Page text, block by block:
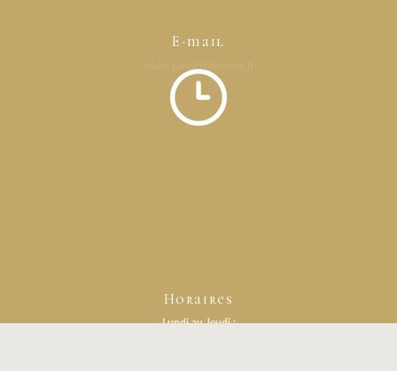
E-mail
alban.garnier@orange.fr
Horaires
Lundi au Jeudi :